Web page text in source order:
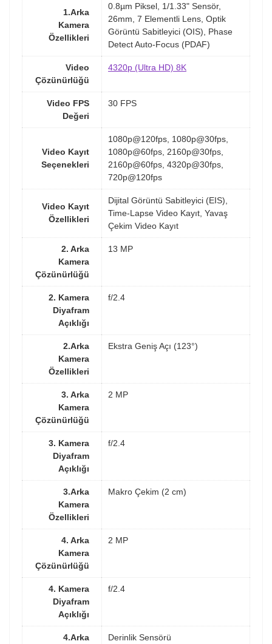
1.Arka
Kamera
Özellikleri
0.8µm Piksel, 1/1.33" Sensör,
26mm, 7 Elementli Lens, Optik
Görüntü Sabitleyici (OIS), Phase
Detect Auto-Focus (PDAF)
Video
Çözünürlüğü
4320p (Ultra HD) 8K
Video FPS
Değeri
30 FPS
Video Kayıt
Seçenekleri
1080p@120fps, 1080p@30fps,
1080p@60fps, 2160p@30fps,
2160p@60fps, 4320p@30fps,
720p@120fps
Video Kayıt
Özellikleri
Dijital Görüntü Sabitleyici (EIS),
Time-Lapse Video Kayıt, Yavaş
Çekim Video Kayıt
2. Arka
Kamera
Çözünürlüğü
13 MP
2. Kamera
Diyafram
Açıklığı
f/2.4
2.Arka
Kamera
Özellikleri
Ekstra Geniş Açı (123°)
3. Arka
Kamera
Çözünürlüğü
2 MP
3. Kamera
Diyafram
Açıklığı
f/2.4
3.Arka
Kamera
Özellikleri
Makro Çekim (2 cm)
4. Arka
Kamera
Çözünürlüğü
2 MP
4. Kamera
Diyafram
Açıklığı
f/2.4
4.Arka
Derinlik Sensörü